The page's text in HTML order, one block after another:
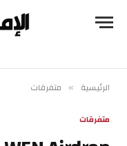
الرئيسية » متفرقات
متفرقات